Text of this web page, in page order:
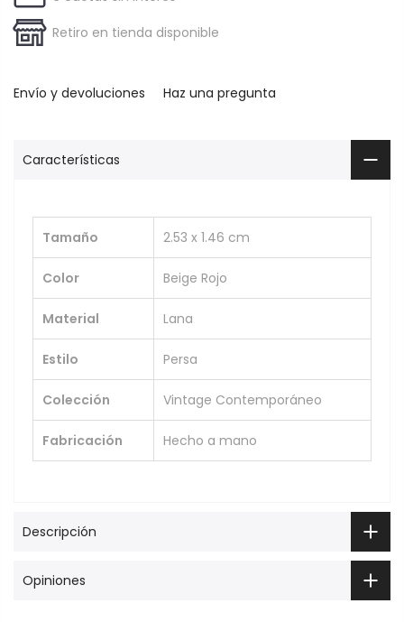
Retiro en tienda disponible
Envío y devoluciones Haz una pregunta
Características
Tamaño 2.53 x 1.46 cm
Color Beige Rojo
Material Lana
Estilo Persa
Colección Vintage Contemporáneo
Fabricación Hecho a mano
Descripción
Opiniones